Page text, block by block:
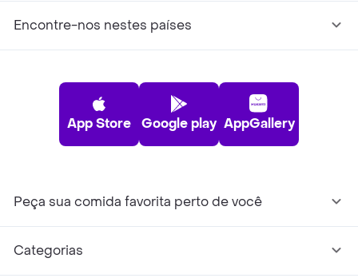
Encontre-nos nestes países
App Store Google play AppGallery
Peça sua comida favorita perto de você
Categorias